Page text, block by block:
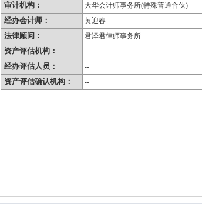
审计机构： 大华会计师事务所(特殊普通合伙)
经办会计师： 黄迎春
法律顾问： 君泽君律师事务所
资产评估机构： --
经办评估人员： --
资产评估确认机构： --